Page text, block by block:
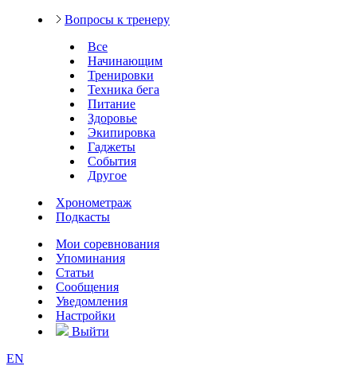
Вопросы к тренеру
Все
Начинающим
Тренировки
Техника бега
Питание
Здоровье
Экипировка
Гаджеты
События
Другое
Хронометраж
Подкасты
Мои соревнования
Упоминания
Статьи
Сообщения
Уведомления
Настройки
Выйти
EN